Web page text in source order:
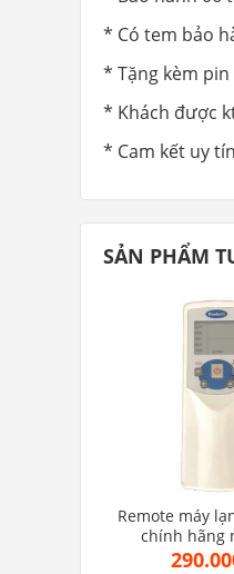
* Có tem bảo
* Tặng kèm pin
* Khách được
* Cam kết uy
SẢN PHẨM
Remote máy
chính hãng